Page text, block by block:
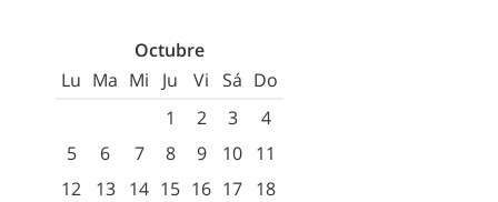
Octubre
Lu Ma Mi Ju Vi Sá Do
1
2 3
4
5
6 7 8 9 10 11
12
13 14 15 16 17 18